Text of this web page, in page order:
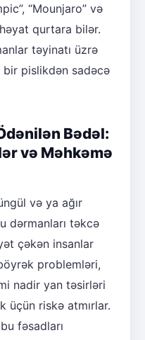
“Mounjaro” və
qurtara bilər.
təyinatı üzrə
pislikdən sadəcə
Bədəl:
və Məhkəmə
və ya ağır
dərmanları təkcə
çəkən insanlar
problemləri,
nadir yan təsirləri
üçün riskə atmırlar.
fəsadları